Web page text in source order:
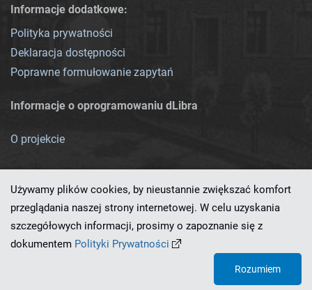
Informacje dodatkowe:
Polityka prywatności
Deklaracja dostępności
Poprawne formułowanie zapytań
Informacje o oprogramowaniu dLibra
O projekcie
Ten serwis działa dzięki oprogramowaniu
Używamy plików cookies, by nieustannie zwiększać komfort
przeglądania naszej strony internetowej. W celu uzyskania
szczegółowych informacji, prosimy o zapoznanie się z
dokumentem Polityki Prywatności
Rozumiem